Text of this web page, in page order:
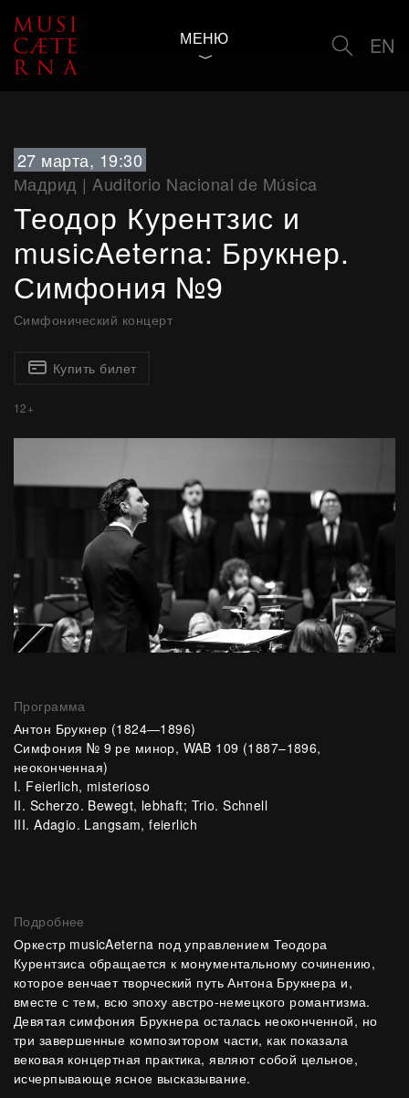
МЕНЮ EN
27 марта, 19:30
Мадрид | Auditorio Nacional de Música
Теодор Курентзис и
musicAeterna: Брукнер.
Симфония №9
Симфонический концерт
Купить билет
12+
Программа
Антон Брукнер (1824—1896)
Симфония № 9 ре минор, WAB 109 (1887–1896,
неоконченная)
I. Feierlich, misterioso
II. Scherzo. Bewegt, lebhaft; Trio. Schnell
III. Adagio. Langsam, feierlich
Подробнее
Оркестр musicAeterna под управлением Теодора
Курентзиса обращается к монументальному сочинению,
которое венчает творческий путь Антона Брукнера и,
вместе с тем, всю эпоху австро-немецкого романтизма.
Девятая симфония Брукнера осталась неоконченной, но
три завершенные композитором части, как показала
вековая концертная практика, являют собой цельное,
исчерпывающе ясное высказывание.